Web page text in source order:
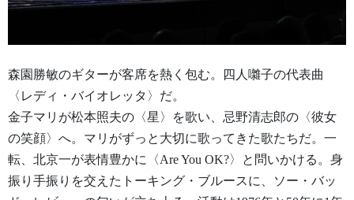
森園勝敏のギターが客席を熱く包む。四人囃子の代表曲
〈レディ・バイオレッタ〉だ。
金子マリが松本照夫の〈星〉を歌い、忌野清志郎の〈彼女
の笑顔〉へ。マリがずっと大切に歌ってきた歌たちだ。一
転、北京一が表情豊かに〈Are You OK?〉と問いかける。身
振り手振りを交えたトーキング・ブルースに、ソー・バッ